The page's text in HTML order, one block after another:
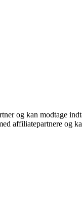
og kan modtage
affiliatepartnere og